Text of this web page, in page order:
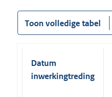
Toon volledige tabel
Datum
inwerkingtreding